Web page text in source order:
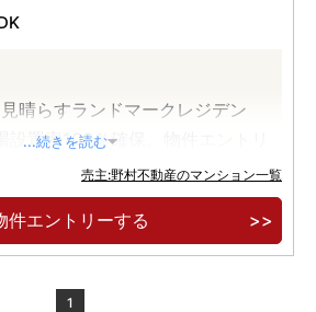
晴らすランドマークレジデン
設置率100％確保。物件エントリ
...続きを読む
売主:野村不動産のマンション一覧
件エントリーする
1